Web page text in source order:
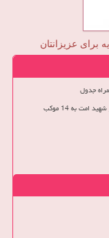
برای عزیزانتان
به 14 موکب